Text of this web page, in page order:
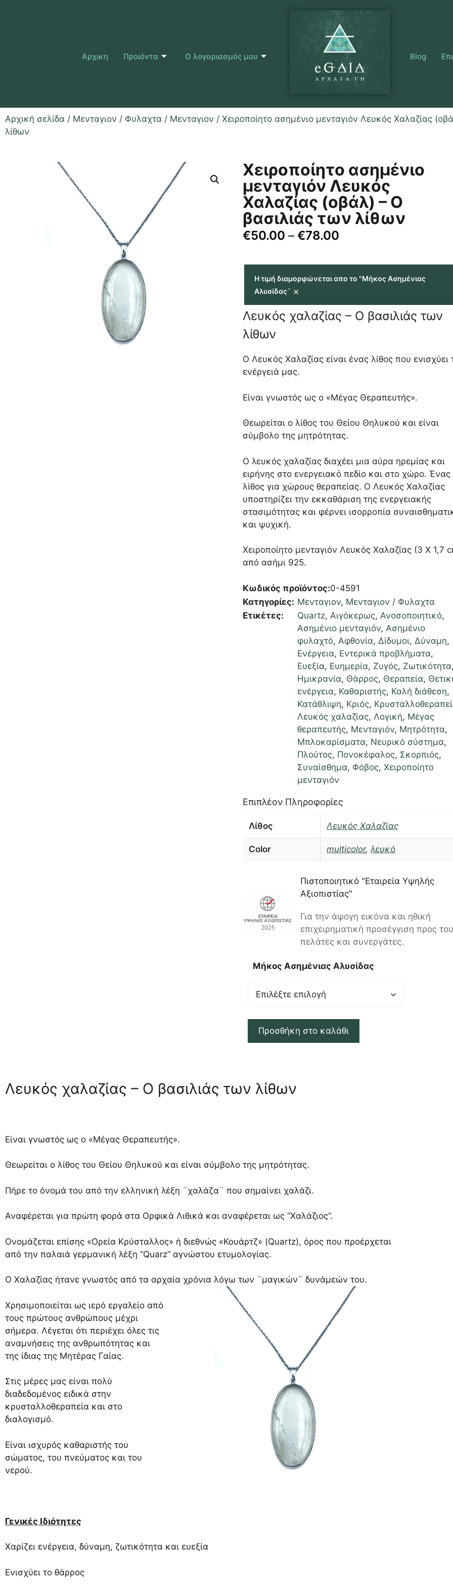
Αρχικη Προιόντα Ο λογαριασμός μου Blog
Αρχική σελίδα / Μενταγιον / Φυλαχτα / Μενταγιον / Χειροποίητο ασημένιο μενταγιόν Λευκός Χαλαζίας
λίθων
Χειροποίητο ασημένιο
μενταγιόν Λευκός
Χαλαζίας (οβάλ) – Ο
βασιλιάς των λίθων
€50.00 – €78.00
Η τιμή διαμορφώνεται απο το "Μήκος Ασημένιας
Αλυσίδας¨ ×
Λευκός χαλαζίας – Ο βασιλιάς των
λίθων
Ο Λευκός Χαλαζίας είναι ένας λίθος που ενισχύει
ενέργειά μας.
Είναι γνωστός ως ο «Μέγας Θεραπευτής».
Θεωρείται ο λίθος του Θείου Θηλυκού και είναι
σύμβολο της μητρότητας.
Ο λευκός χαλαζίας διαχέει μια αύρα ηρεμίας και
ειρήνης στο ενεργειακό πεδίο και στο χώρο. Ένας
λίθος για χώρους θεραπείας. Ο Λευκός Χαλαζίας
υποστηρίζει την εκκαθάριση της ενεργειακής
στασιμότητας και φέρνει ισορροπία
και ψυχική.
Χειροποίητο μενταγιόν Λευκός Χαλαζίας (3 Χ 1,7
από ασήμι 925.
Κωδικός προϊόντος:0-4591
Κατηγορίες: Μενταγιον, Μενταγιον / Φυλαχτα
Ετικέτες:
Quartz, Αιγόκερως, Ανοσοποιητικό,
Ασημένιο μενταγιόν, Ασημένιο
φυλαχτό, Αφθονία, Δίδυμοι, Δύναμη,
Ενέργεια, Εντερικά προβλήματα,
Ευεξία, Ευημερία, Ζυγός, Ζωτικότητα
Ημικρανία, Θάρρος, Θεραπεία,
ενέργεια, Καθαριστής, Καλή διάθεση,
Κατάθλιψη, Κριός,
Λευκός χαλαζίας, Λογική, Μέγας
θεραπευτής, Μενταγιόν, Μητρότητα,
Μπλοκαρίσματα, Νευρικό σύστημα,
Πλούτος, Πονοκέφαλος, Σκορπιός,
Συναίσθημα, Φόβος,Χειροποίητο
μενταγιόν
Επιπλέον Πληροφορίες
Λίθος Λευκός Χαλαζίας
Color multicolor,λευκό
Πιστοποιητικό "Εταιρεία Υψηλής
Αξιοπιστίας"
Για την άψογη εικόνα και ηθική
επιχειρηματική προσέγγιση προς
πελάτες και συνεργάτες.
Μήκος Ασημένιας Αλυσίδας
Προσθήκη στο καλάθι
Λευκός χαλαζίας – Ο βασιλιάς των λίθων
Είναι γνωστός ως ο «Μέγας Θεραπευτής».
Θεωρείται ο λίθος του Θείου Θηλυκού και είναι σύμβολο της μητρότητας.
Πήρε το όνομά του από την ελληνική λέξη ¨χαλάζα¨ που σημαίνει χαλάζι.
Αναφέρεται για πρώτη φορά στα Ορφικά Λιθικά και αναφέρεται ως “Χαλάζιος”.
Ονομάζεται επίσης «Ορεία Κρύσταλλος» ή διεθνώς «Κουάρτζ» (Quartz), όρος που προέρχεται
από την παλαιά γερμανική λέξη “Quarz” αγνώστου ετυμολογίας.
Ο Χαλαζίας ήτανε γνωστός από τα αρχαία χρόνια λόγω των ¨μαγικών¨ δυνάμεών του.
Χρησιμοποιείται ως ιερό εργαλείο από
τους πρώτους ανθρώπους μέχρι
σήμερα. Λέγεται ότι περιέχει όλες τις
αναμνήσεις της ανθρωπότητας και
της ίδιας της Μητέρας Γαίας.
Στις μέρες μας είναι πολύ
διαδεδομένος ειδικά στην
κρυσταλλοθεραπεία και στο
διαλογισμό.
Είναι ισχυρός καθαριστής του
σώματος, του πνεύματος και του
νερού.
Γενικές Ιδιότητες
Χαρίζει ενέργεια, δύναμη, ζωτικότητα και ευεξία
Ενισχύει το θάρρος